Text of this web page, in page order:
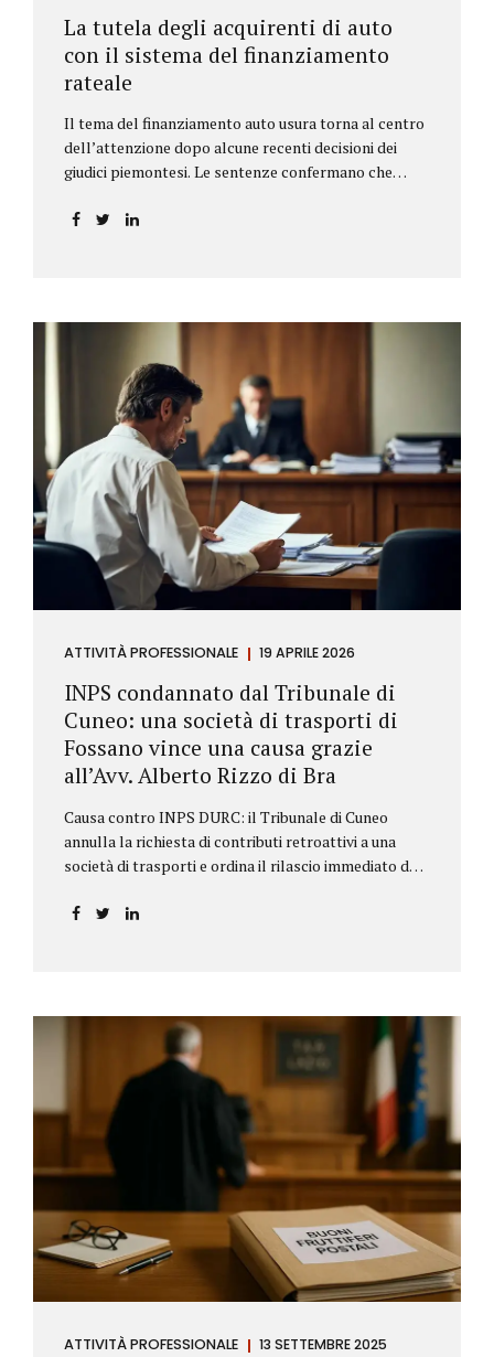
La tutela degli acquirenti di auto
con il sistema del finanziamento
rateale
Il tema del finanziamento auto usura torna al centro
dell’attenzione dopo alcune recenti decisioni dei
giudici piemontesi. Le sentenze confermano che
incidere sul calcolo del tasso effettivo e aprire la
ATTIVITÀ PROFESSIONALE 19 APRILE 2026
INPS condannato dal Tribunale di
Cuneo: una società di trasporti di
Fossano vince una causa grazie
all’Avv. Alberto Rizzo di Bra
Causa contro INPS DURC: il Tribunale di Cuneo
annulla la richiesta di contributi retroattivi a una
società di trasporti e ordina il rilascio immediato del
ATTIVITÀ PROFESSIONALE 13 SETTEMBRE 2025